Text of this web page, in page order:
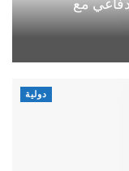
مع
دولية